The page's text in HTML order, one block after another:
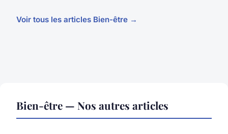
Voir tous les articles Bien-être →
Bien-être — Nos autres articles